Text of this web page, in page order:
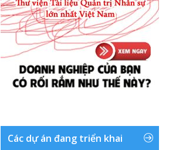
Các dự án đang triển khai